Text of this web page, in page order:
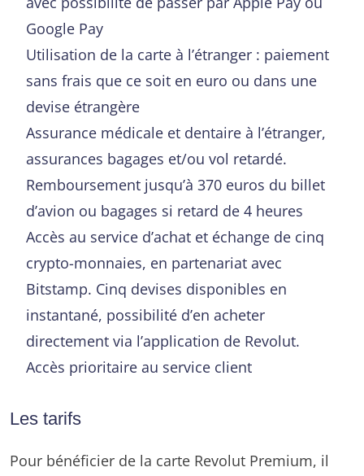
Google Pay
Utilisation de la carte à l’étranger : paiement
sans frais que ce soit en euro ou dans une
devise étrangère
Assurance médicale et dentaire à l’étranger,
assurances bagages et/ou vol retardé.
Remboursement jusqu’à 370 euros du billet
d’avion ou bagages si retard de 4 heures
Accès au service d’achat et échange de cinq
crypto-monnaies, en partenariat avec
Bitstamp. Cinq devises disponibles en
instantané, possibilité d’en acheter
directement via l’application de Revolut.
Accès prioritaire au service client
Les tarifs
Pour bénéficier de la carte Revolut Premium, il